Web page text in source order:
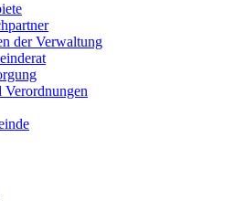
der Verwaltung
Verordnungen